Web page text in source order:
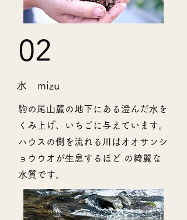
02
水 mizu
駒の尾⼭麓の地下にある澄んだ⽔を
くみ上げ、いちごに与えています。
ハウスの側を流れる川はオオサンシ
ョウウオが⽣息するほど の綺麗な
⽔質です。